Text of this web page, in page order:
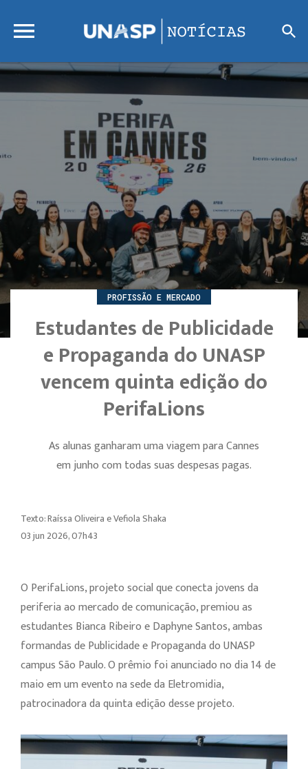
PROFISSÃO E MERCADO
Estudantes de Publicidade
e Propaganda do UNASP
vencem quinta edição do
PerifaLions
As alunas ganharam uma viagem para Cannes
em junho com todas suas despesas pagas.
Texto: Raíssa Oliveira e Vefiola Shaka
03 jun 2026, 07h43
O PerifaLions, projeto social que conecta jovens da
periferia ao mercado de comunicação, premiou as
estudantes Bianca Ribeiro e Daphyne Santos, ambas
formandas de Publicidade e Propaganda do UNASP
campus São Paulo. O prêmio foi anunciado no dia 14 de
maio em um evento na sede da Eletromidia,
patrocinadora da quinta edição desse projeto.